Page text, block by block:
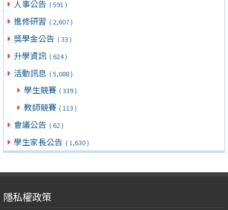
人事公告 ( 591 )
進修研習 ( 2,607 )
獎學金公告 ( 33 )
升學資訊 ( 624 )
活動訊息 ( 5,088 )
學生競賽 ( 339 )
教師競賽 ( 113 )
會議公告 ( 62 )
學生家長公告 ( 1,630 )
隱私權政策